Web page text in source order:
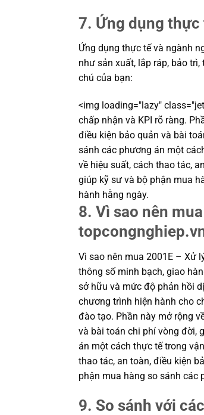
7. Ứng dụng thực
Ứng dụng thực tế và ngành
như sản xuất, lắp ráp, bảo
chú của bạn:
<img loading="lazy"
chấp nhận và KPI rõ ràng.
điều kiện bảo quản và bài
sánh các phương án một
về hiệu suất, cách thao tác,
giúp kỹ sư và bộ phận mua
hành hằng ngày.
8. Vì sao nên
Vì sao nên mua 2001E – Xử
thông số minh bạch, giao
sở hữu và mức độ phản hồi
chương trình hiện hành cho
đào tạo. Phần này mở rộng
và bài toán chi phí vòng đời,
án một cách thực tế trong
thao tác, an toàn, điều kiện
phận mua hàng so sánh các
9. So sánh với